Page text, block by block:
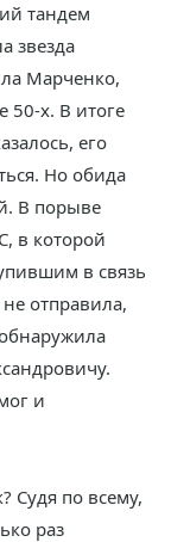
тандем
звезда
Марченко,
50-х. В итоге
его
Но обида
В порыве
в которой
в связь
не отправила,
и
Судя по всему,
раз